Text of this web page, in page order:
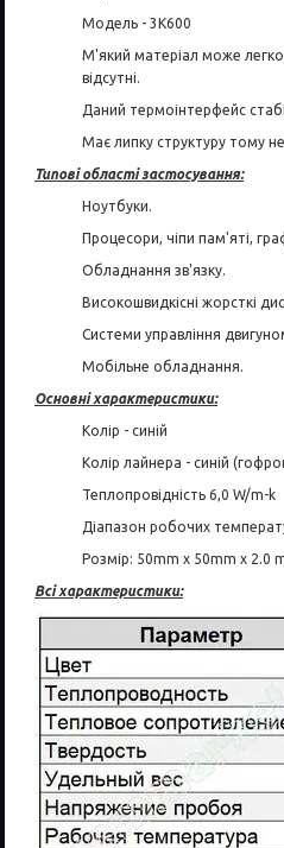
Модель - 3K600
М'який матеріал може
відсутні.
Даний термоінтерфейс
Має липку структуру тому
Типові області застосування:
Ноутбуки.
Процесори, чіпи пам'яті,
Обладнання зв'язку.
Високошвидкісні жорсткі
Системи управління
Мобільне обладнання.
Основні характеристики:
Колір - синій
Колір лайнера - синій
Теплопровідність 6,0 W/m-k
Діапазон робочих
Розмір: 50mm х 50mm х 2.0
Всі характеристики: